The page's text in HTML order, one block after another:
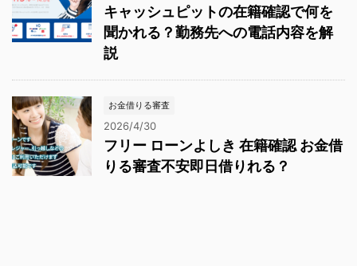
キャッシュピットの在籍確認で何を
聞かれる？勤務先への電話内容を解
説
お金借りる審査
2026/4/30
フリー ローンよしき 在籍確認 お金借
りる審査不安即日借りれる？